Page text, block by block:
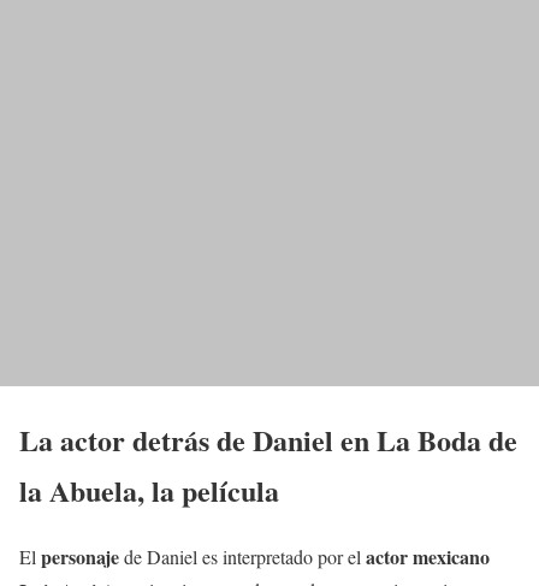
La actor detrás de Daniel en La Boda de
la Abuela, la película
El personajede Daniel es interpretado por el actor mexicano